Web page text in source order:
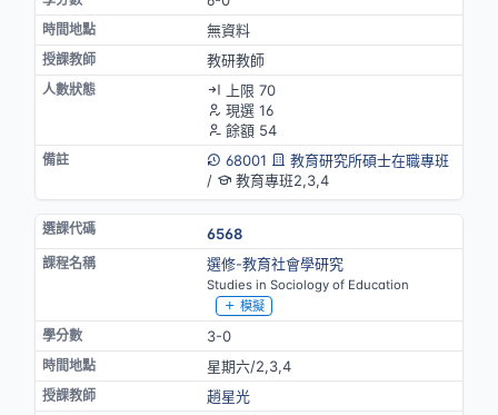
無資料
教研教師
上限 70
現選 16
餘額 54
68001
教育研究所碩士在職專班
/
教育專班2,3,4
6568
選修-教育社會學研究
Studies in Sociology of Education
模擬
3-0
星期六/2,3,4
趙星光